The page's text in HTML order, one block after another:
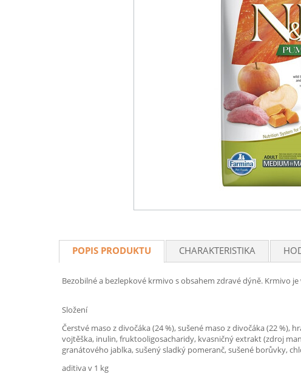
POPIS PRODUKTU CHARAKTERISTIKA
Bezobilné a bezlepkové krmivo s obsahem zdravé dýně. Krmivo
Složení
Čerstvé maso z divočáka (24 %), sušené maso z divočáka (22 %),
vojtěška, inulin, fruktooligosacharidy, kvasničný extrakt (zdroj
granátového jablka, sušený sladký pomeranč, sušené borůvky,
aditiva v 1 kg